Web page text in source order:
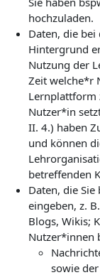
hochzuladen.
Daten, die
Hintergrund
Nutzung der
Zeit welche*r
Lernplattform
Nutzer*in
II. 4.) haben
und können
betreffenden
Daten, die
eingeben, z.
Blogs, Wikis;
Nutzer*innen
sowie